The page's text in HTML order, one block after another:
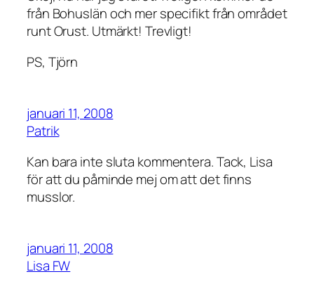
från Bohuslän och mer specifikt från området
runt Orust. Utmärkt! Trevligt!
PS, Tjörn
januari 11, 2008
Patrik
Kan bara inte sluta kommentera. Tack, Lisa
för att du påminde mej om att det finns
musslor.
januari 11, 2008
Lisa FW